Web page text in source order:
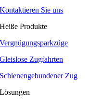
Kontaktieren Sie uns
Heiße Produkte
Vergnügungsparkzüge
Gleislose Zugfahrten
Schienengebundener Zug
Lösungen